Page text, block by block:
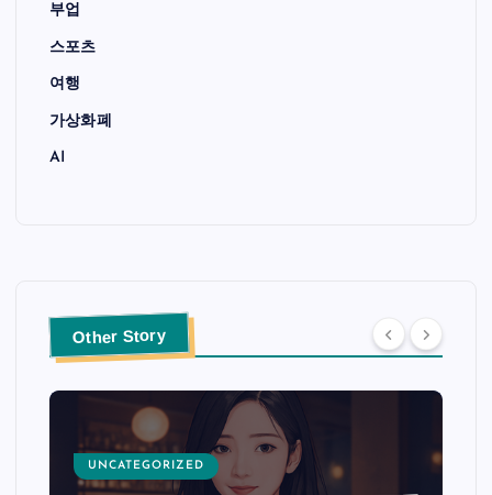
부업
스포츠
여행
가상화폐
AI
Other Story
UNCATEGORIZED